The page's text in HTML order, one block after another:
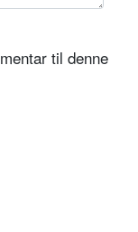
til denne